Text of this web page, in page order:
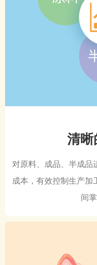
清晰
对原料、成品、半成品
成本，有效控制生产加
间